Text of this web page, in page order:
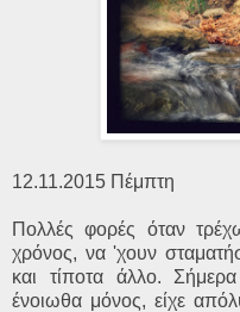
12.11.2015 Πέμπτη
Πολλές φορές όταν
χρόνος, να 'χουν
και τίποτα άλλο.
ένοιωθα μόνος, είχε